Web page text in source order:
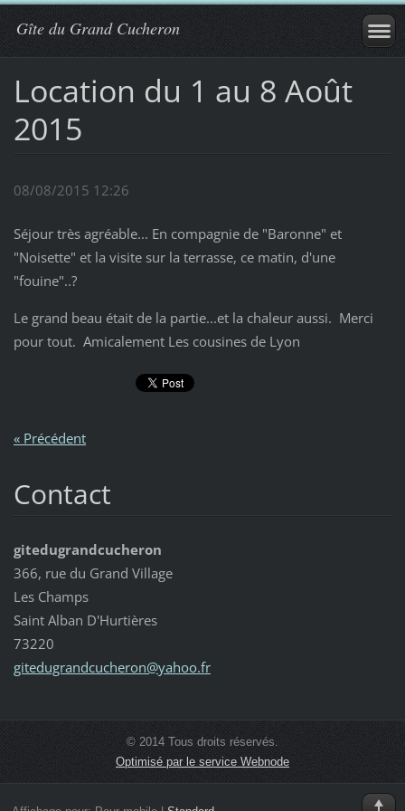
Gîte du Grand Cucheron
Location du 1 au 8 Août
2015
08/08/2015 12:26
Séjour très agréable... En compagnie de "Baronne" et
"Noisette" et la visite sur la terrasse, ce matin, d'une
"fouine"..?
Le grand beau était de la partie...et la chaleur aussi. Merci
pour tout. Amicalement Les cousines de Lyon
« Précédent
Contact
gitedugrandcucheron
366, rue du Grand Village
Les Champs
Saint Alban D'Hurtières
73220
gitedugrandcucheron@yahoo.fr
© 2014 Tous droits réservés.
Optimisé par le service Webnode